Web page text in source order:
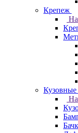
Крепеж